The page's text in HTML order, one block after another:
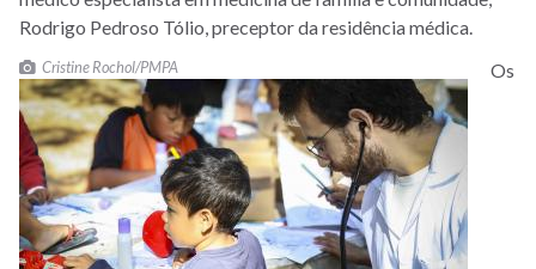
Rodrigo Pedroso Tólio, preceptor da residência médica.
Cristine Rochol/PMPA Os